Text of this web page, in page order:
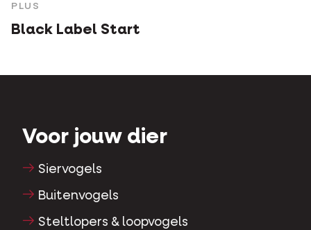
PLUS
Black Label Start
Voor jouw dier
Siervogels
Buitenvogels
Steltlopers & loopvogels